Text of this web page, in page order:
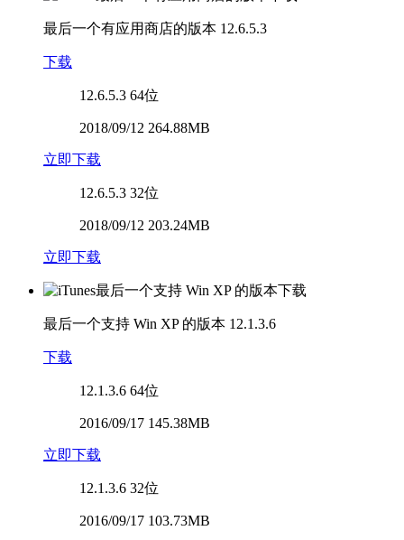
最后一个有应用商店的版本 12.6.5.3
下载
12.6.5.3 64位
2018/09/12 264.88MB
立即下载
12.6.5.3 32位
2018/09/12 203.24MB
立即下载
最后一个支持 Win XP 的版本 12.1.3.6
下载
12.1.3.6 64位
2016/09/17 145.38MB
立即下载
12.1.3.6 32位
2016/09/17 103.73MB